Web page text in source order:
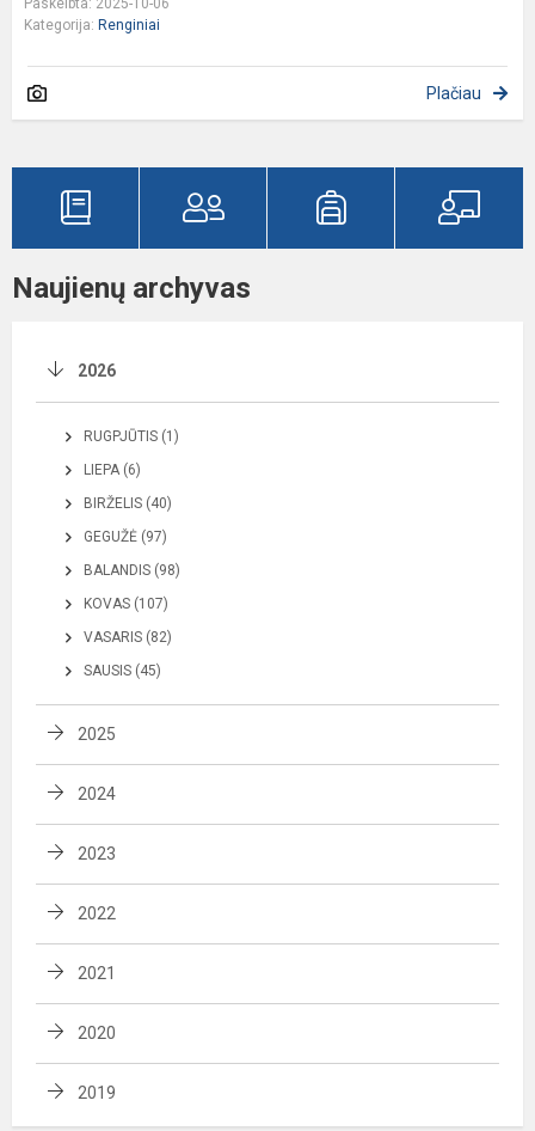
Kategorija: Renginiai
Plačiau
Naujienų archyvas
2026
RUGPJŪTIS (1)
LIEPA (6)
BIRŽELIS (40)
GEGUŽĖ (97)
BALANDIS (98)
KOVAS (107)
VASARIS (82)
SAUSIS (45)
2025
2024
2023
2022
2021
2020
2019